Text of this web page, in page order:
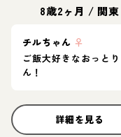
8歳2ヶ月 / 関東
チルちゃん ♀
ご飯大好きなおっと
ん！
詳細を見る